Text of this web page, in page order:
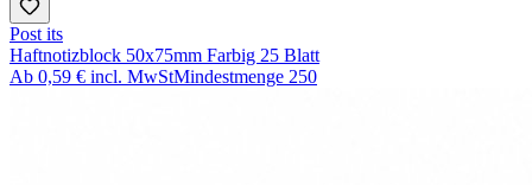
Post its
Haftnotizblock 50x75mm Farbig 25 Blatt
Ab 0,59 € incl. MwStMindestmenge 250